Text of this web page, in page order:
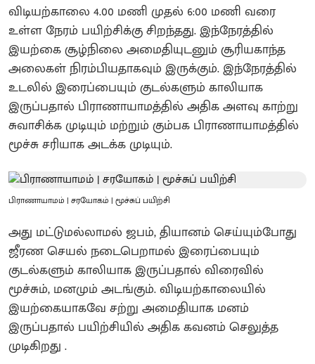
விடியற்காலை 4.00 மணி முதல் 6:00 மணி வரை
உள்ள நேரம் பயிற்சிக்கு சிறந்தது. இந்நேரத்தில்
இயற்கை சூழ்நிலை அமைதியுடனும் சூரியகாந்த
அலைகள் நிரம்பியதாகவும் இருக்கும். இந்நேரத்தில்
உடலில் இரைப்பையும் குடல்களும் காலியாக
இருப்பதால் பிராணாயாமத்தில் அதிக அளவு காற்று
சுவாசிக்க முடியும் மற்றும் கும்பக பிராணாயாமத்தில்
மூச்சு சரியாக அடக்க முடியும்.
பிராணாயாமம் | சரயோகம் | மூச்சுப் பயிற்சி
அது மட்டுமல்லாமல் ஜபம், தியானம் செய்யும்போது
ஜீரண செயல் நடைபெறாமல் இரைப்பையும்
குடல்களும் காலியாக இருப்பதால் விரைவில்
மூச்சும், மனமும் அடங்கும். விடியற்காலையில்
இயற்கையாகவே சற்று அமைதியாக மனம்
இருப்பதால் பயிற்சியில் அதிக கவனம் செலுத்த
முடிகிறது .